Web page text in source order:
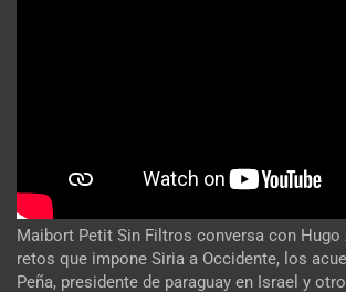
Maibort Petit Sin Filtros conversa con Hugo
retos que impone Siria a Occidente, los
Peña, presidente de paraguay en Israel y